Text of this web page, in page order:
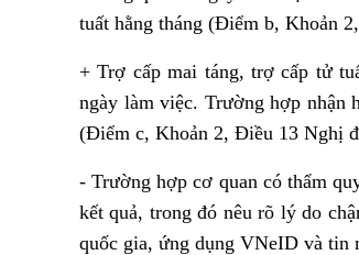
tuất hằng tháng (Điểm b, Khoản
+ Trợ cấp mai táng, trợ cấp tử
ngày làm việc. Trường hợp nhận
(Điểm c, Khoản 2, Điều 13 Nghị
- Trường hợp cơ quan có thẩm
kết quả, trong đó nêu rõ lý do
quốc gia, ứng dụng VNeID và tin